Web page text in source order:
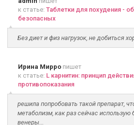
к статье: Таблетки для похудения -
безопасных
Без диет и физ нагрузок, не добиться
Ирина Мирро пишет
к статье: L карнитин: принцип
противопоказания
решила попробовать такой препарат,
метаболизм, как раз сейчас использую
венеры...